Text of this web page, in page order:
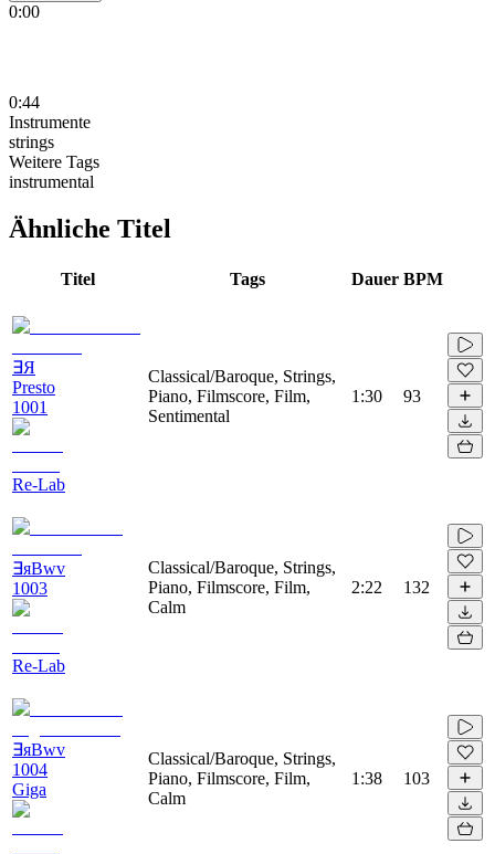
0:00
0:44
Instrumente
strings
Weitere Tags
instrumental
Ähnliche Titel
Titel Tags Dauer BPM
∃Я
Presto
1001
Re-Lab
Classical/Baroque, Strings,
Piano, Filmscore, Film,
Sentimental
1:30 93
∃яBwv
1003
Re-Lab
Classical/Baroque, Strings,
Piano, Filmscore, Film,
Calm
2:22 132
∃яBwv
1004
Giga
Classical/Baroque, Strings,
Piano, Filmscore, Film,
Calm
1:38 103